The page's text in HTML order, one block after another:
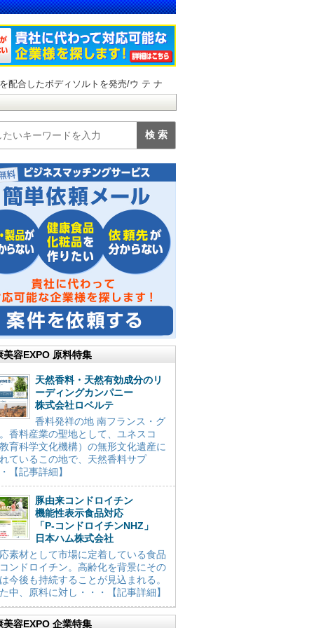
配合したボディソルトを発売/ウ テ ナ
美容EXPO 原料特集
天然香料・天然有効成分のリ
ーディングカンパニー
株式会社ロベルテ
香料発祥の地 南フランス・グ
香料産業の聖地として、ユネスコ
育科学文化機構）の無形文化遺産に
ているこの地で、天然香料サプ
【記事詳細】
豚由来コンドロイチン
機能性表示食品対応
「P-コンドロイチンNHZ」
日本ハム株式会社
素材として市場に定着している食品
ンドロイチン。高齢化を背景にその
今後も持続することが見込まれる。
中、原料に対し・・・【記事詳細】
美容EXPO 企業特集